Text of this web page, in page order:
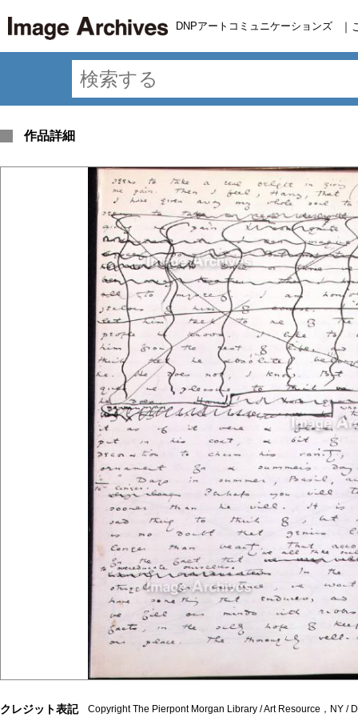
DNPアートコミュニケーションズ ｜
作品詳細
クレジット表記 Copyright The Pierpont Morgan Library / Art Resource，NY /